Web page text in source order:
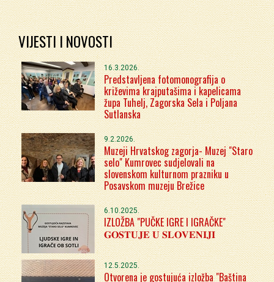
VIJESTI I NOVOSTI
16.3.2026.
Predstavljena fotomonografija o
križevima krajputašima i kapelicama
župa Tuhelj, Zagorska Sela i Poljana
Sutlanska
9.2.2026.
Muzeji Hrvatskog zagorja- Muzej "Staro
selo" Kumrovec sudjelovali na
slovenskom kulturnom prazniku u
Posavskom muzeju Brežice
6.10.2025.
IZLOŽBA "PUČKE IGRE I IGRAČKE"
𝐆𝐎𝐒𝐓𝐔𝐉𝐄 𝐔 𝐒𝐋𝐎𝐕𝐄𝐍𝐈𝐉𝐈
12.5.2025.
Otvorena je gostujuća izložba "Baština